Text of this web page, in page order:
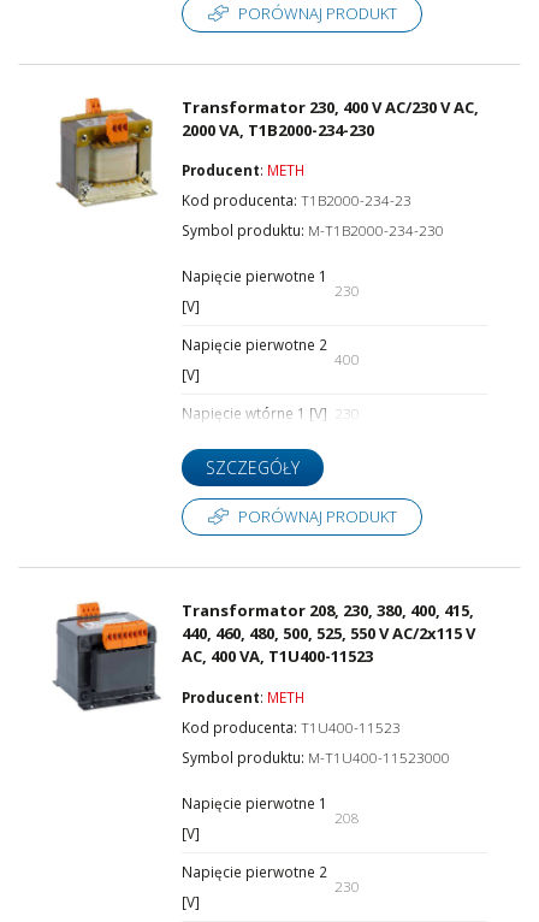
PORÓWNAJ PRODUKT
Transformator 230, 400 V AC/230 V AC,
2000 VA, T1B2000-234-230
Producent: METH
Kod producenta:T1B2000-234-23
Symbol produktu: M-T1B2000-234-230
Napięcie pierwotne 1
[V]
230
Napięcie pierwotne 2
[V]
400
Napięcie wtórne 1 [V] 230
SZCZEGÓŁY
PORÓWNAJ PRODUKT
Transformator 208, 230, 380, 400, 415,
440, 460, 480, 500, 525, 550 V AC/2x115 V
AC, 400 VA, T1U400-11523
Producent: METH
Kod producenta:T1U400-11523
Symbol produktu: M-T1U400-11523000
Napięcie pierwotne 1
[V]
208
Napięcie pierwotne 2
[V]
230